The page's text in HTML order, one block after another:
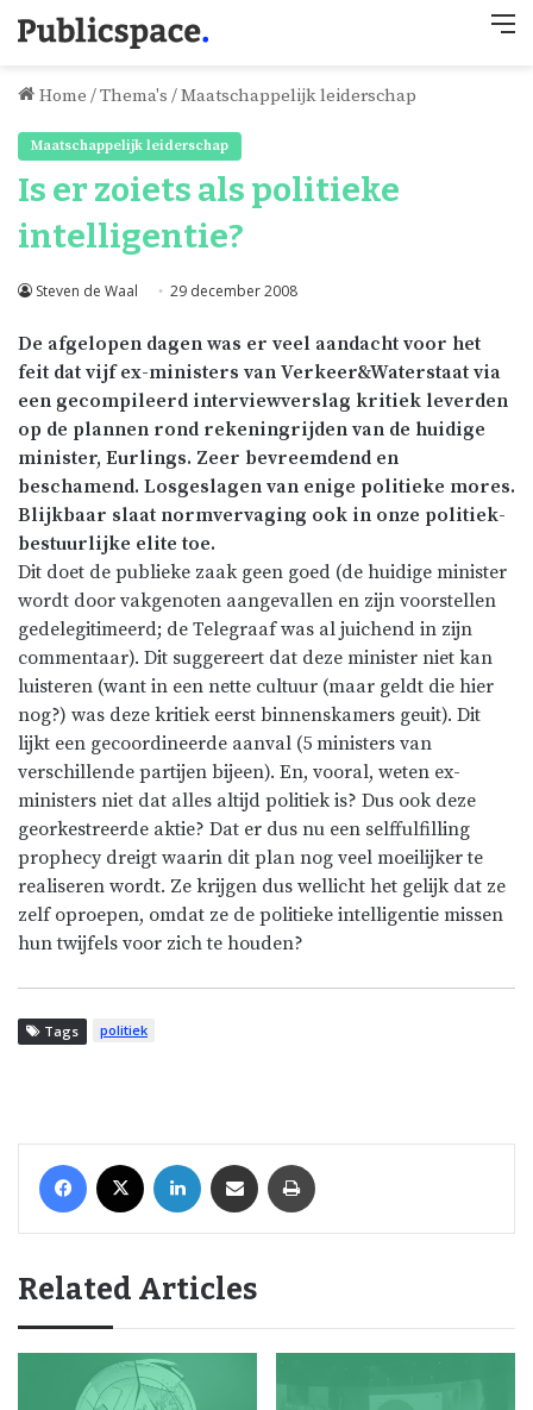
Home /Thema's /Maatschappelijk leiderschap
Maatschappelijk leiderschap
Is er zoiets als politieke
intelligentie?
Steven de Waal 29 december 2008
De afgelopen dagen was er veel aandacht voor het
feit dat vijf ex-ministers van Verkeer&Waterstaat via
een gecompileerd interviewverslag kritiek leverden
op de plannen rond rekeningrijden van de huidige
minister, Eurlings. Zeer bevreemdend en
beschamend. Losgeslagen van enige politieke mores.
Blijkbaar slaat normvervaging ook in onze politiek-
bestuurlijke elite toe.
Dit doet de publieke zaak geen goed (de huidige minister
wordt door vakgenoten aangevallen en zijn voorstellen
gedelegitimeerd; de Telegraaf was al juichend in zijn
commentaar). Dit suggereert dat deze minister niet kan
luisteren (want in een nette cultuur (maar geldt die hier
nog?) was deze kritiek eerst binnenskamers geuit). Dit
lijkt een gecoordineerde aanval (5 ministers van
verschillende partijen bijeen). En, vooral, weten ex-
ministers niet dat alles altijd politiek is? Dus ook deze
georkestreerde aktie? Dat er dus nu een selffulfilling
prophecy dreigt waarin dit plan nog veel moeilijker te
realiseren wordt. Ze krijgen dus wellicht het gelijk dat ze
zelf oproepen, omdat ze de politieke intelligentie missen
hun twijfels voor zich te houden?
Tags politiek
Related Articles